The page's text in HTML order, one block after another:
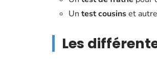
Un test cousinset
Les